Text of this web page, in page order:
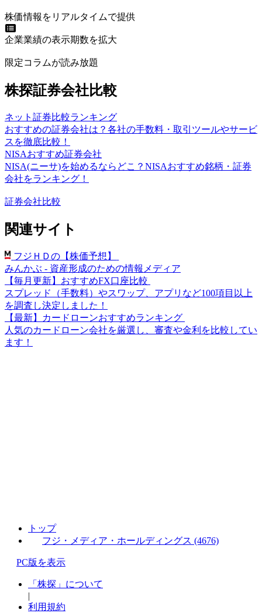
株価情報をリアルタイムで提供
企業業績の表示期数を拡大
限定コラムが読み放題
株探証券会社比較
ネット証券比較ランキング
おすすめの証券会社は？各社の手数料・取引ツールやサービ
スを徹底比較！
NISAおすすめ証券会社
NISA(ニーサ)を始めるならどこ？NISAおすすめ銘柄・証券
会社をランキング！
証券会社比較
関連サイト
フジＨＤの【株価予想】
みんかぶ - 資産形成のための情報メディア
【毎月更新】おすすめFX口座比較
スプレッド（手数料）やスワップ、アプリなど100項目以上
を調査し決定しました！
【最新】カードローンおすすめランキング
人気のカードローン会社を厳選し、審査や金利を比較してい
ます！
トップ
フジ・メディア・ホールディングス (4676)
PC版を表示
「株探」について
|
利用規約